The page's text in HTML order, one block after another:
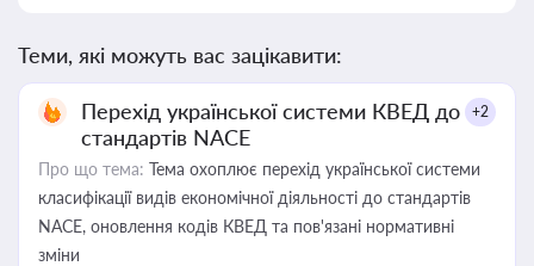
Теми, які можуть вас зацікавити:
Перехід української системи КВЕД до
стандартів NACE
+2
Про що тема: Тема охоплює перехід української системи
класифікації видів економічної діяльності до стандартів
NACE, оновлення кодів КВЕД та пов'язані нормативні
зміни